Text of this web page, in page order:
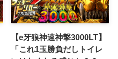
【e牙狼神速神撃3000LT】
「これ1玉勝負だしトイレ